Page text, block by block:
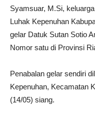
Syamsuar, M.Si,
Luhak Kepenuhan
gelar Datuk Sutan Sotio
Nomor satu di Provinsi
Penabalan gelar sendiri
Kepenuhan, Kecamatan
(14/05) siang.